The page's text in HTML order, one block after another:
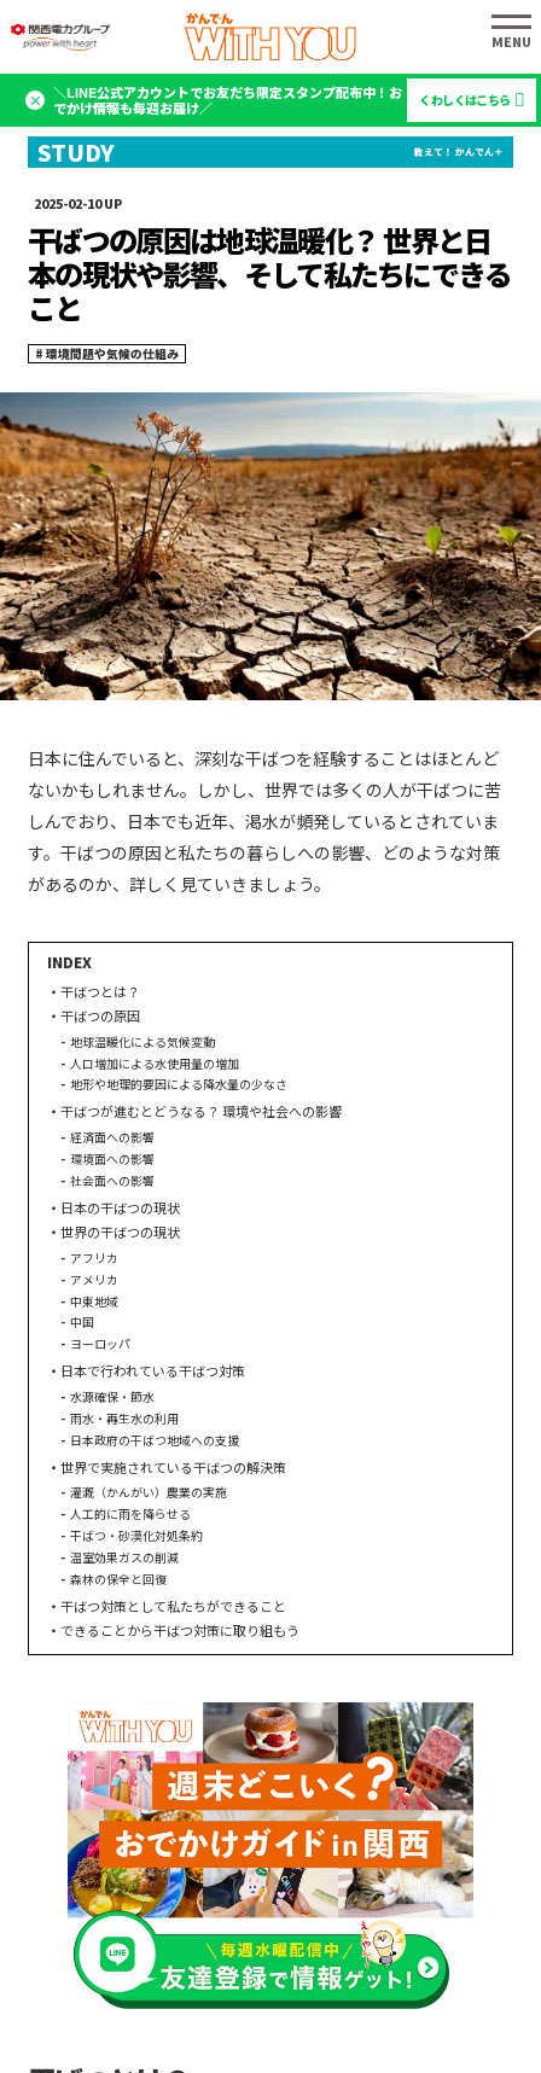
＼LINE公式アカウントでお友だち限定スタンプ配布中！お
でかけ情報も毎週お届け／
くわしくはこちら
2025-02-10
干ばつの原因は地球温暖化？ 世界と日
本の現状や影響、そして私たちにできる
こと
環境問題や気候の仕組み
日本に住んでいると、深刻な干ばつを経験することはほとんど
ないかもしれません。しかし、世界では多くの人が干ばつに苦
しんでおり、日本でも近年、渇水が頻発しているとされていま
す。干ばつの原因と私たちの暮らしへの影響、どのような対策
があるのか、詳しく見ていきましょう。
干ばつとは？
干ばつの原因
地球温暖化による気候変動
人口増加による水使用量の増加
地形や地理的要因による降水量の少なさ
干ばつが進むとどうなる？ 環境や社会への影響
経済面への影響
環境面への影響
社会面への影響
日本の干ばつの現状
世界の干ばつの現状
アフリカ
アメリカ
中東地域
中国
ヨーロッパ
日本で行われている干ばつ対策
水源確保・節水
雨水・再生水の利用
日本政府の干ばつ地域への支援
世界で実施されている干ばつの解決策
灌漑（かんがい）農業の実施
人工的に雨を降らせる
干ばつ・砂漠化対処条約
温室効果ガスの削減
森林の保全と回復
干ばつ対策として私たちができること
できることから干ばつ対策に取り組もう